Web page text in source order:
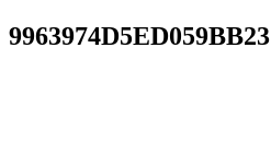
9963974D5ED059BB23